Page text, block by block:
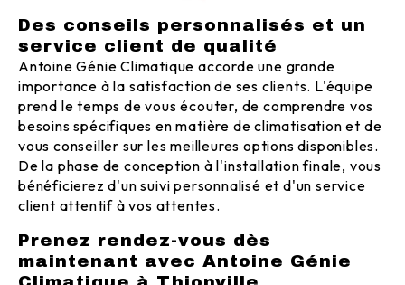
Des conseils personnalisés et un
service client de qualité
Antoine Génie Climatique accorde une grande
importance à la satisfaction de ses clients. L'équipe
prend le temps de vous écouter, de comprendre vos
besoins spécifiques en matière de climatisation et de
vous conseiller sur les meilleures options disponibles.
De la phase de conception à l'installation finale, vous
bénéficierez d'un suivi personnalisé et d'un service
client attentif à vos attentes.
Prenez rendez-vous dès
maintenant avec Antoine Génie